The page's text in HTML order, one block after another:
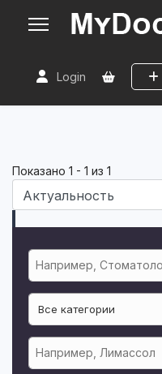
Login
Показано 1 - 1 из 1